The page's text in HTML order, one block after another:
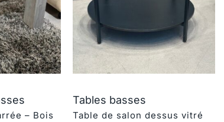
– Bois
Tables basses
Table de salon dessus vitré